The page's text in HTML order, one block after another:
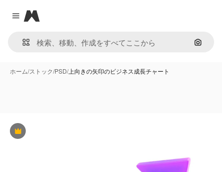
Close menu
Magnific
画像で
ホーム/ストック/PSD/上向きの矢印のビジネス成長チャート
Premium